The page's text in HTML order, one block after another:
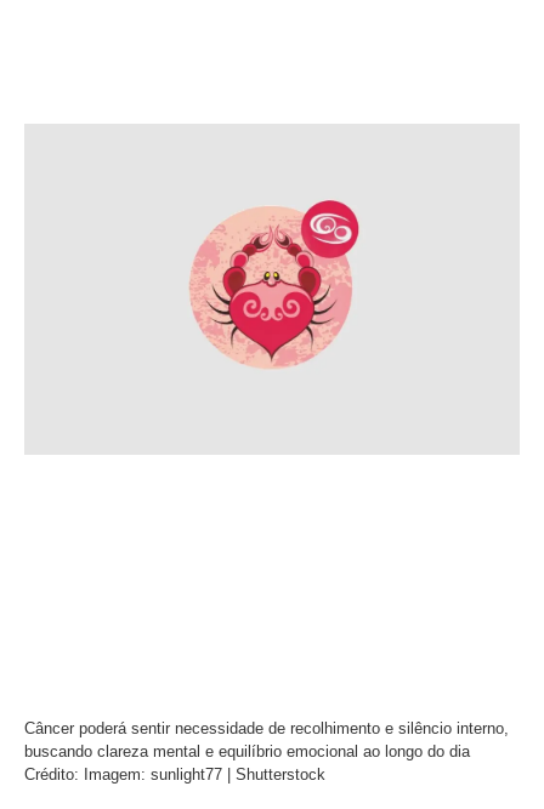
Câncer poderá sentir necessidade de recolhimento e silêncio interno,
buscando clareza mental e equilíbrio emocional ao longo do dia
Crédito: Imagem: sunlight77 | Shutterstock